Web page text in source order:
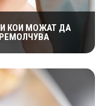
КОИ МОЖАТ ДА